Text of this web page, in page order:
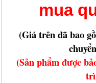
mua
(Giá trên đã bao
(Sản phẩm được